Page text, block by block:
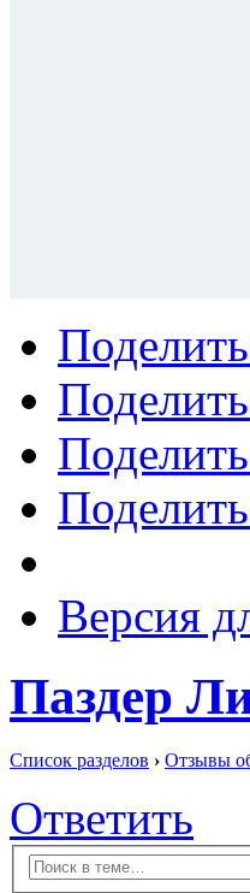
Версия
Паздер
Список разделов › Отзывы
Ответить